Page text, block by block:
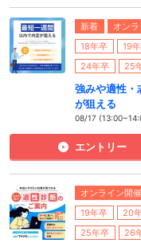
新着 オン
18年卒
19
24年卒
25
強みや適性・
が狙える
08/17
エントリー
オンライン開催
19年卒
20
25年卒
26